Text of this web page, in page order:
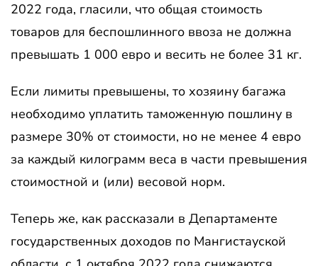
2022 года, гласили, что общая стоимость
товаров для беспошлинного ввоза не должна
превышать 1 000 евро и весить не более 31 кг.
Если лимиты превышены, то хозяину багажа
необходимо уплатить таможенную пошлину в
размере 30% от стоимости, но не менее 4 евро
за каждый килограмм веса в части превышения
стоимостной и (или) весовой норм.
Теперь же, как рассказали в Департаменте
государственных доходов по Мангистауской